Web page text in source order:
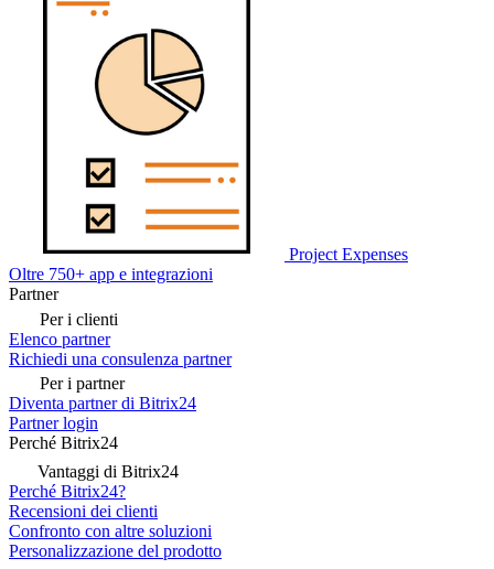
Project Expenses
Oltre 750+ app e integrazioni
Partner
Per i clienti
Elenco partner
Richiedi una consulenza partner
Per i partner
Diventa partner di Bitrix24
Partner login
Perché Bitrix24
Vantaggi di Bitrix24
Perché Bitrix24?
Recensioni dei clienti
Confronto con altre soluzioni
Personalizzazione del prodotto